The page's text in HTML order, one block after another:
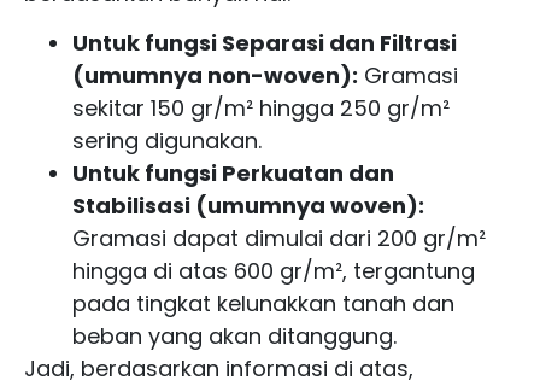
Untuk fungsi Separasi dan Filtrasi
(umumnya non-woven): Gramasi
sekitar 150 gr/m² hingga 250 gr/m²
sering digunakan.
Untuk fungsi Perkuatan dan
Stabilisasi (umumnya woven):
Gramasi dapat dimulai dari 200 gr/m²
hingga di atas 600 gr/m², tergantung
pada tingkat kelunakkan tanah dan
beban yang akan ditanggung.
Jadi, berdasarkan informasi di atas,